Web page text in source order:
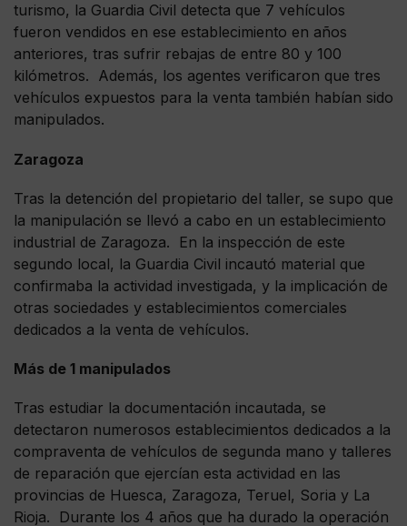
turismo, la Guardia Civil detecta que 7 vehículos
fueron vendidos en ese establecimiento en años
anteriores, tras sufrir rebajas de entre 80 y 100
kilómetros. Además, los agentes verificaron que tres
vehículos expuestos para la venta también habían sido
manipulados.
Zaragoza
Tras la detención del propietario del taller, se supo que
la manipulación se llevó a cabo en un establecimiento
industrial de Zaragoza. En la inspección de este
segundo local, la Guardia Civil incautó material que
confirmaba la actividad investigada, y la implicación de
otras sociedades y establecimientos comerciales
dedicados a la venta de vehículos.
Más de 1 manipulados
Tras estudiar la documentación incautada, se
detectaron numerosos establecimientos dedicados a la
compraventa de vehículos de segunda mano y talleres
de reparación que ejercían esta actividad en las
provincias de Huesca, Zaragoza, Teruel, Soria y La
Rioja. Durante los 4 años que ha durado la operación